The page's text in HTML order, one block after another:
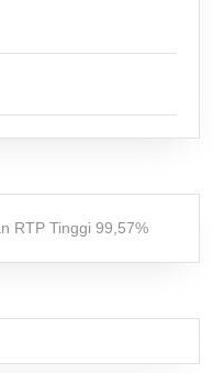
RTP Tinggi 99,57%